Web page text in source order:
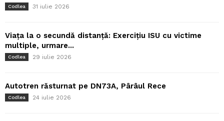
Codlea 31 iulie 2026
Viața la o secundă distanță: Exercițiu ISU cu victime
multiple, urmare...
Codlea 29 iulie 2026
Autotren răsturnat pe DN73A, Pârâul Rece
Codlea 24 iulie 2026